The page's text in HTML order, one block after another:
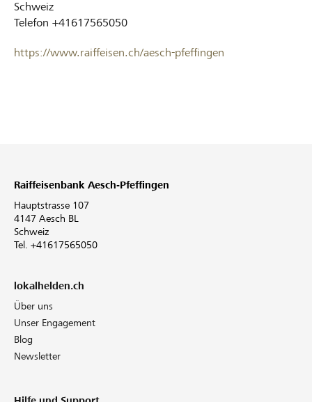
Schweiz
Telefon +41617565050
https://www.raiffeisen.ch/aesch-pfeffingen
Raiffeisenbank Aesch-Pfeffingen
Hauptstrasse 107
4147 Aesch BL
Schweiz
Tel. +41617565050
lokalhelden.ch
Über uns
Unser Engagement
Blog
Newsletter